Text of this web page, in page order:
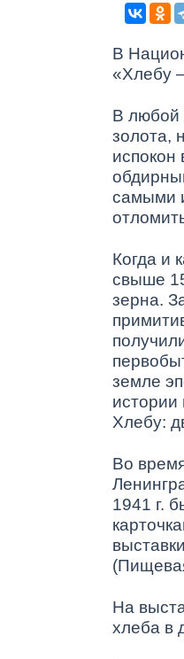
В
«Хлебу
В любой
золота,
самыми
Когда и
свыше
зерна.
земле
истории
Хлебу:
Во
1941 г.
На
хлеба в